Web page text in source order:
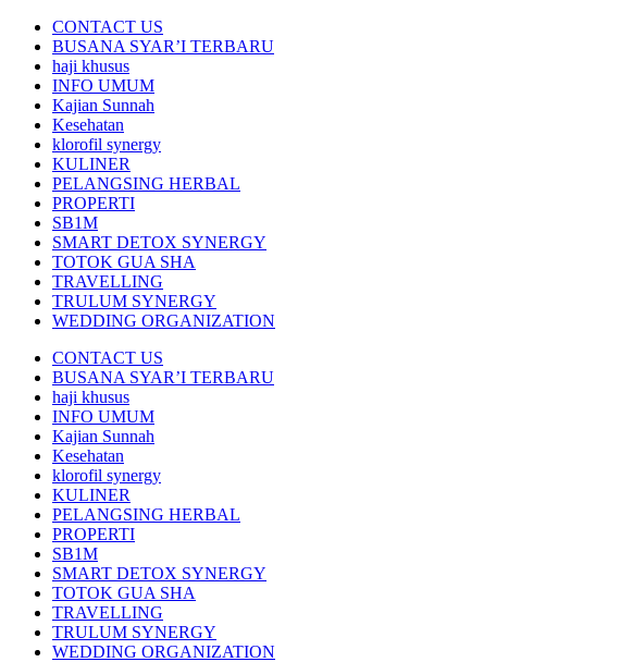
CONTACT US
BUSANA SYAR’I TERBARU
haji khusus
INFO UMUM
Kajian Sunnah
Kesehatan
klorofil synergy
KULINER
PELANGSING HERBAL
PROPERTI
SB1M
SMART DETOX SYNERGY
TOTOK GUA SHA
TRAVELLING
TRULUM SYNERGY
WEDDING ORGANIZATION
CONTACT US
BUSANA SYAR’I TERBARU
haji khusus
INFO UMUM
Kajian Sunnah
Kesehatan
klorofil synergy
KULINER
PELANGSING HERBAL
PROPERTI
SB1M
SMART DETOX SYNERGY
TOTOK GUA SHA
TRAVELLING
TRULUM SYNERGY
WEDDING ORGANIZATION